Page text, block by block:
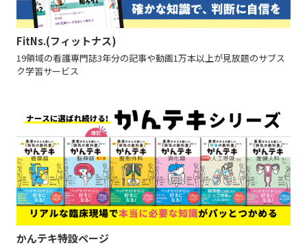
FitNs.(フィットナス)
19領域の看護専門誌3年分の記事や動画1万本以上が見放題のサブス
ク学習サービス
かんテキ特設ページ